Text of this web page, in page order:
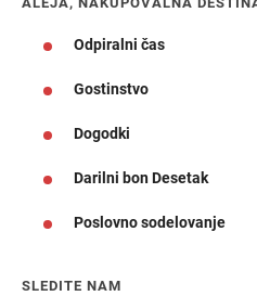
Odpiralni čas
Gostinstvo
Dogodki
Darilni bon Desetak
Poslovno sodelovanje
SLEDITE NAM